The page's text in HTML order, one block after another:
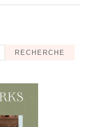
RECHERCHE